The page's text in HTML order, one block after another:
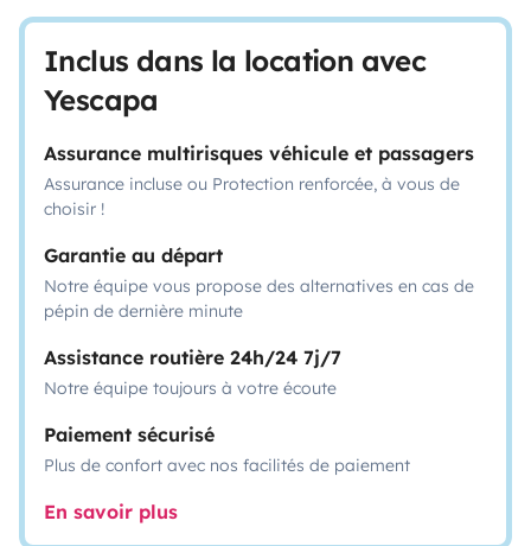
Inclus dans la location avec
Yescapa
Assurance multirisques véhicule et passagers
Assurance incluse ou Protection renforcée, à vous de
choisir !
Garantie au départ
Notre équipe vous propose des alternatives en cas de
pépin de dernière minute
Assistance routière 24h/24 7j/7
Notre équipe toujours à votre écoute
Paiement sécurisé
Plus de confort avec nos facilités de paiement
En savoir plus